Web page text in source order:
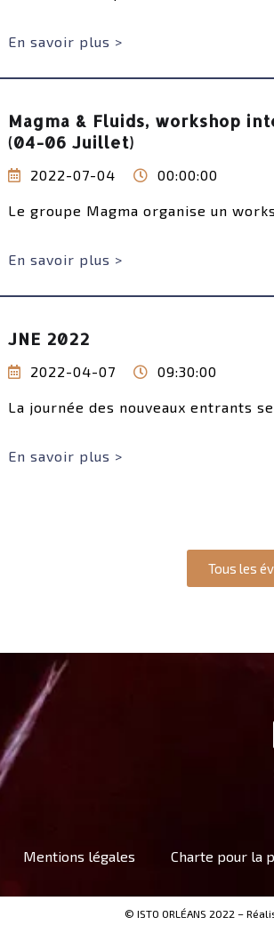
En savoir plus >
Magma & Fluids, workshop
(04-06 Juillet)
2022-07-04 00:00:00
Le groupe Magma organise un
En savoir plus >
JNE 2022
2022-04-07 09:30:00
La journée des nouveaux entrants
En savoir plus >
Tous les
Mentions légales Charte pour la
© ISTO ORLÉANS 2022 –